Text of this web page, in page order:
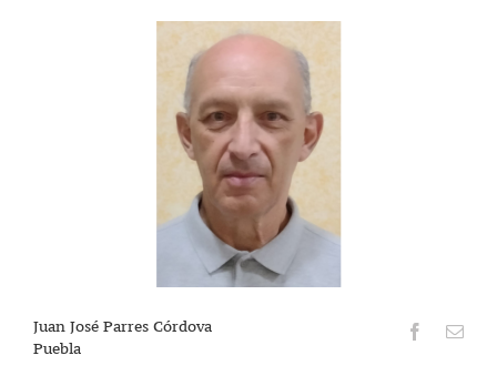
Juan José Parres Córdova
Puebla